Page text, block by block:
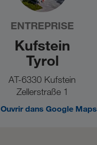
ENTREPRISE
Kufstein
Tyrol
AT-6330 Kufstein
Zellerstraße 1
Ouvrir dans Google Maps